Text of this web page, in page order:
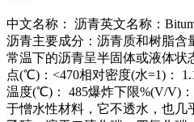
中文名称： 沥青英文名称：
沥青主要成分：沥青质和树脂含
常温下的沥青呈半固体或液体状
点(℃)：<470相对密度(水=1)：
温度(℃)： 485爆炸下限%(V/V)
于憎水性材料，它不透水，也几